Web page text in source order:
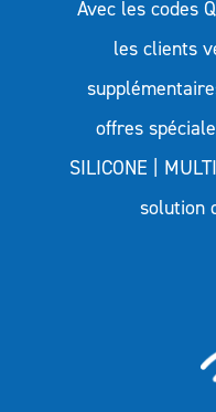
Avec les codes
les clients
offres
SILICONE |
solution